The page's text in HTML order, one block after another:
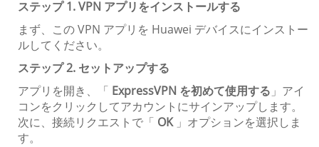
ステップ 1. VPN アプリをインストールする
まず、この VPN アプリを Huawei デバイスにインストー
ルしてください。
ステップ 2. セットアップする
アプリを開き、「 ExpressVPN を初めて使用する 」アイ
コンをクリックしてアカウントにサインアップします。
次に、接続リクエストで「 OK」オプションを選択しま
す。